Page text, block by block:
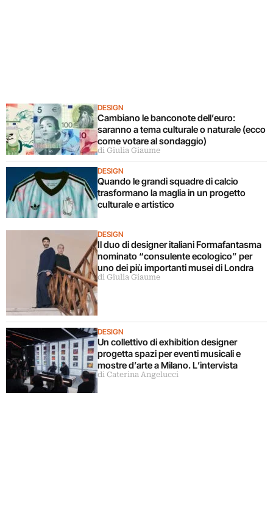
DESIGN
Cambiano le banconote dell’euro:
saranno a tema culturale o naturale (ecco
come votare al sondaggio)
di Giulia Giaume
DESIGN
Quando le grandi squadre di calcio
trasformano la maglia in un progetto
culturale e artistico
DESIGN
Il duo di designer italiani Formafantasma
nominato “consulente ecologico” per
uno dei più importanti musei di Londra
di Giulia Giaume
DESIGN
Un collettivo di exhibition designer
progetta spazi per eventi musicali e
mostre d’arte a Milano. L’intervista
di Caterina Angelucci